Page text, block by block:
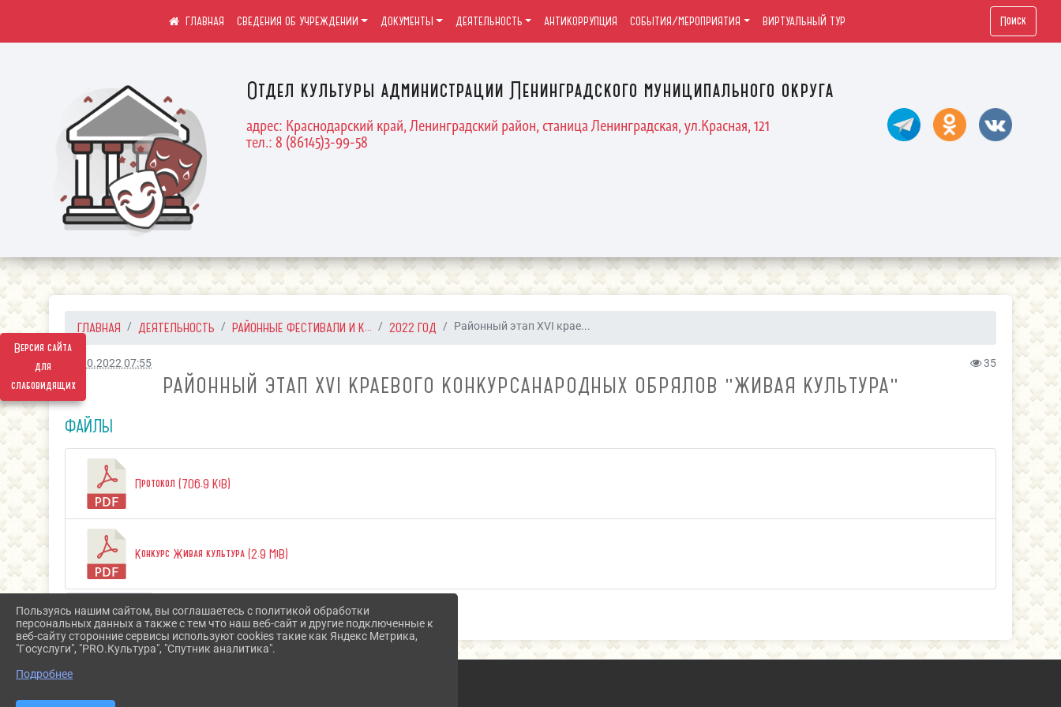
Версия сайта
для
слабовидящих
Отдел культуры администрации Ленинградского муниципального округа
адрес: Краснодарский край, Ленинградский район, станица Ленинградская, ул.Красная, 121
тел.: 8 (86145)3-99-58
СВЕДЕНИЯ ОБ УЧРЕЖДЕНИИ ДОКУМЕНТЫ ДЕЯТЕЛЬНОСТЬ АНТИКОРРУПЦИЯ СОБЫТИЯ/МЕРОПРИЯТИЯ ВИРТУАЛЬНЫЙ ТУР Поиск
ГЛАВНАЯ ДЕЯТЕЛЬНОСТЬ РАЙОННЫЕ ФЕСТИВАЛИ И К... 2022 ГОД Районный этап XVI крае...
26.10.2022 07:55 35
РАЙОННЫЙ ЭТАП XVI КРАЕВОГО КОНКУРСАНАРОДНЫХ ОБРЯЛОВ "ЖИВАЯ КУЛЬТУРА"
ФАЙЛЫ
Протокол (706.9 KiB)
Конкурс Живая культура (2.9 MiB)
Скачать все
Пользуясь нашим сайтом, вы соглашаетесь с политикой обработки
персональных данных а также с тем что наш веб-сайт и другие подключенные к
веб-сайту сторонние сервисы используют cookies такие как Яндекс Метрика,
"Госуслуги", "PRO.Культура", "Спутник аналитика".
Подробнее